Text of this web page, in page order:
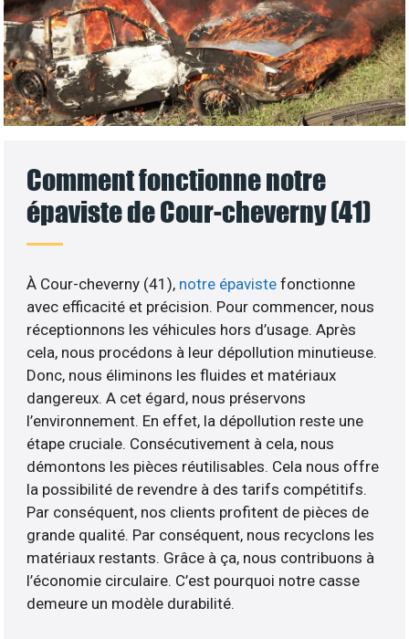
Comment fonctionne notre
épaviste de Cour-cheverny (41)
À Cour-cheverny (41), notre épavistefonctionne
avec efficacité et précision. Pour commencer, nous
réceptionnons les véhicules hors d’usage. Après
cela, nous procédons à leur dépollution minutieuse.
Donc, nous éliminons les fluides et matériaux
dangereux. A cet égard, nous préservons
l’environnement. En effet, la dépollution reste une
étape cruciale. Consécutivement à cela, nous
démontons les pièces réutilisables. Cela nous offre
la possibilité de revendre à des tarifs compétitifs.
Par conséquent, nos clients profitent de pièces de
grande qualité. Par conséquent, nous recyclons les
matériaux restants. Grâce à ça, nous contribuons à
l’économie circulaire. C’est pourquoi notre casse
demeure un modèle durabilité.